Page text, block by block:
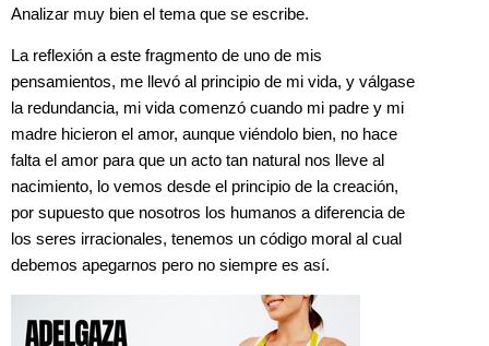
Analizar muy bien el tema que se escribe.
La reflexión a este fragmento de uno de mis
pensamientos, me llevó al principio de mi vida, y válgase
la redundancia, mi vida comenzó cuando mi padre y mi
madre hicieron el amor, aunque viéndolo bien, no hace
falta el amor para que un acto tan natural nos lleve al
nacimiento, lo vemos desde el principio de la creación,
por supuesto que nosotros los humanos a diferencia de
los seres irracionales, tenemos un código moral al cual
debemos apegarnos pero no siempre es así.